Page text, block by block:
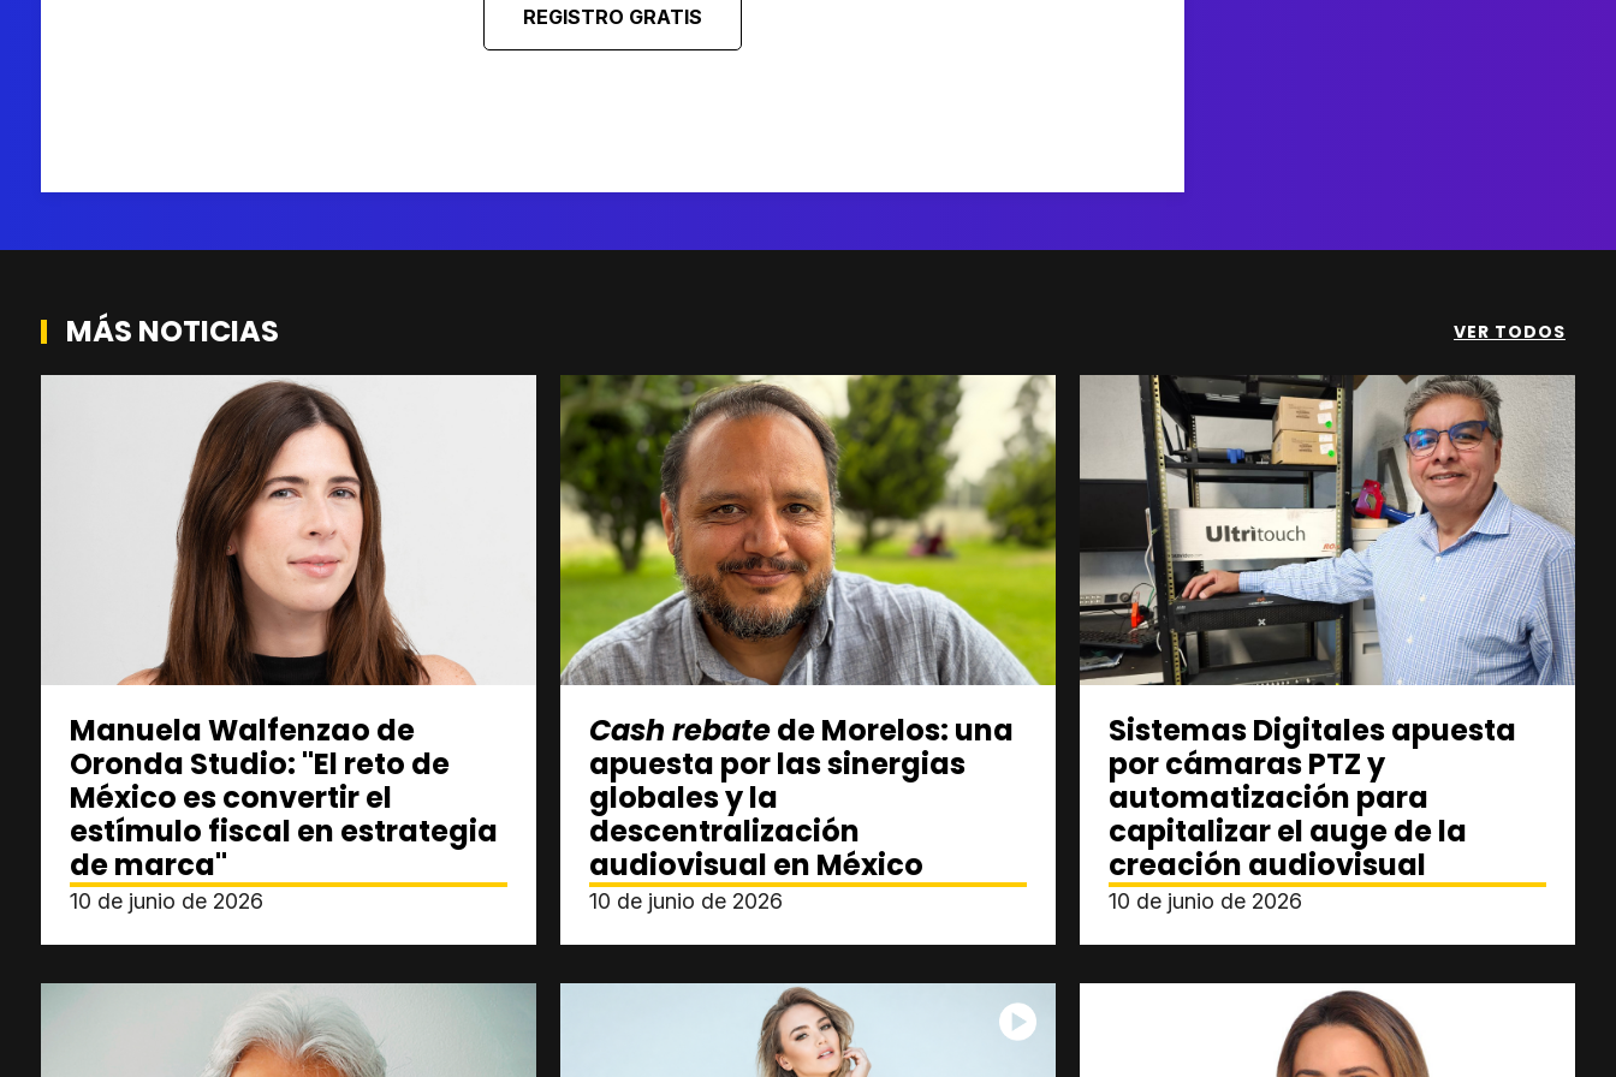
REGISTRO GRATIS
MÁS NOTICIAS VER TODOS
Manuela Walfenzao de
Oronda Studio: "El reto de
México es convertir el
estímulo fiscal en estrategia
de marca"
10 de junio de 2026
Cash rebatede Morelos: una
apuesta por las sinergias
globales y la
descentralización
audiovisual en México
10 de junio de 2026
Sistemas Digitales apuesta
por cámaras PTZ y
automatización para
capitalizar el auge de la
creación audiovisual
10 de junio de 2026